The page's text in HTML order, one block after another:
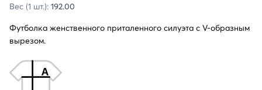
Вес (1 шт.): 192.00
Футболка женственного приталенного силуэта с V-образным
вырезом.